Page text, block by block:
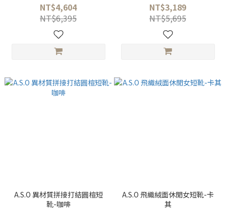
NT$4,604
NT$6,395
NT$3,189
NT$5,695
A.S.O 異材質拼接打結圓楦短
靴-咖啡
A.S.O 飛織絨面休閒女短靴-卡
其